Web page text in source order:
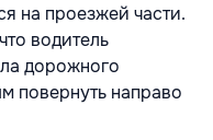
на проезжей части.
водитель
дорожного
повернуть направо